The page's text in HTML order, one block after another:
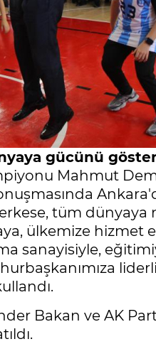
gücünü
Mahmut
tüm
ülkemize hizmet
sanayisiyle,
Bakan ve AK